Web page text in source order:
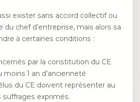
exister sans accord collectif ou
du chef d’entreprise, mais alors sa
à certaines conditions :
par la constitution du CE
moins 1 an d’ancienneté
du CE doivent représenter au
suffrages exprimés.